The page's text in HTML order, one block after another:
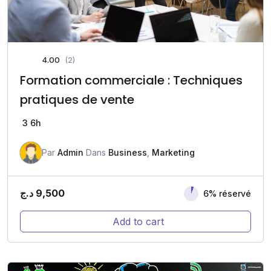
4.00 (2)
Formation commerciale : Techniques
pratiques de vente
3 6h
Par Admin Dans Business Marketing
9,500 د.ج 6% réservé
Add to cart